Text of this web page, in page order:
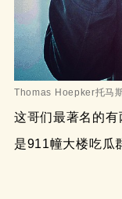
Thomas Hoepker托马
这哥们最著名的
是911幢大楼吃瓜